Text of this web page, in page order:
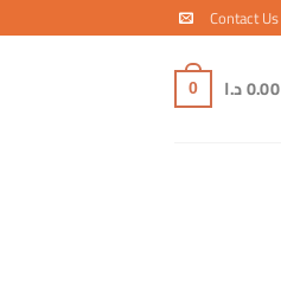
Contact Us
0.00د.ا 0